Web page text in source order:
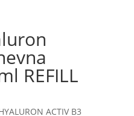
REFILL
ACTIV B3